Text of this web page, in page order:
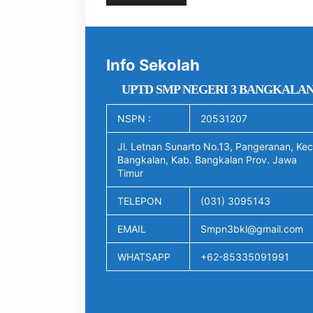
Info Sekolah
UPTD SMP NEGERI 3
NSPN : 20531207
Jl. Letnan Sunarto No.13, Pangeranan,
Bangkalan, Kab. Bangkalan Prov. Jawa
Timur
TELEPON (031) 3095143
EMAIL Smpn3bkl@gmail.com
WHATSAPP +62-85335091991